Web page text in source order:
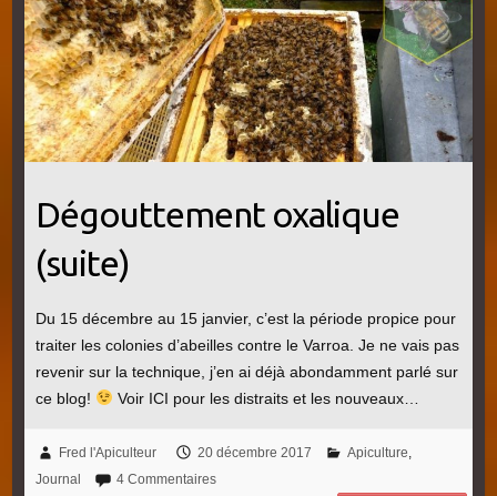
Dégouttement oxalique
(suite)
Du 15 décembre au 15 janvier, c’est la période propice pour
traiter les colonies d’abeilles contre le Varroa. Je ne vais pas
revenir sur la technique, j’en ai déjà abondamment parlé sur
ce blog!
Voir ICI pour les distraits et les nouveaux…
Fred l'Apiculteur 20 décembre 2017 Apiculture,
Journal
4 Commentaires